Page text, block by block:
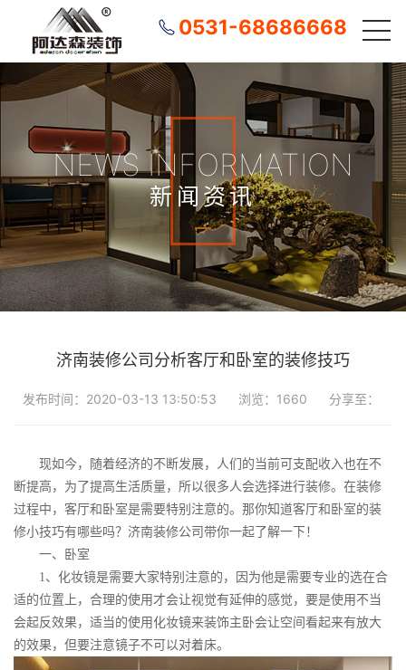
0531-68686668
NEWS INFORMATION
新闻资讯
济南装修公司分析客厅和卧室的装修技巧
发布时间：2020-03-13 13:50:53 浏览：1660 分享至：
现如今，随着经济的不断发展，人们的当前可支配收入也在不
断提高，为了提高生活质量，所以很多人会选择进行装修。在装修
过程中，客厅和卧室是需要特别注意的。那你知道客厅和卧室的装
修小技巧有哪些吗？济南装修公司带你一起了解一下！
一、卧室
1、化妆镜是需要大家特别注意的，因为他是需要专业的选在合
适的位置上，合理的使用才会让视觉有延伸的感觉，要是使用不当
会起反效果，适当的使用化妆镜来装饰主卧会让空间看起来有放大
的效果，但要注意镜子不可以对着床。